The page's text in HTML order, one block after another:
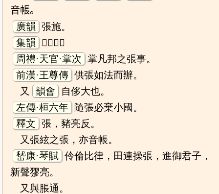
音帳。
廣韻 張施。
集韻
𨻰設也。
周禮·天官·掌次
掌凡邦之張事。
前漢·王尊傳 供張如法而辦。
又
韻會
自侈大也。
左傳·桓六年 隨張必棄小國。
釋文 張，豬亮反。
又張絃之張，亦音帳。
嵆康·琴賦 伶倫比律，田連操張，進御君子，
新聲㺒亮。
又與脹通。